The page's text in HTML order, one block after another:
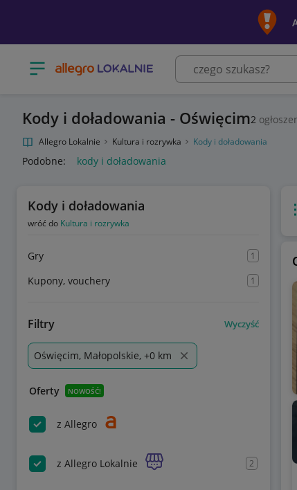
Otwórz menu z kategoriami
Kody i doładowania - Oświęcim2
Allegro Lokalnie Kultura i rozrywka Kody i doładowania
Podobne: kody i doładowania
Kody i doładowania
wróć do Kultura i rozrywka
Gry 1
Kupony, vouchery 1
Filtry Wyczyść
Oświęcim, Małopolskie, +0 km
Oferty NOWOŚĆ!
z Allegro
z Allegro Lokalnie 2